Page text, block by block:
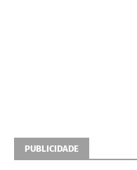
PUBLICIDADE